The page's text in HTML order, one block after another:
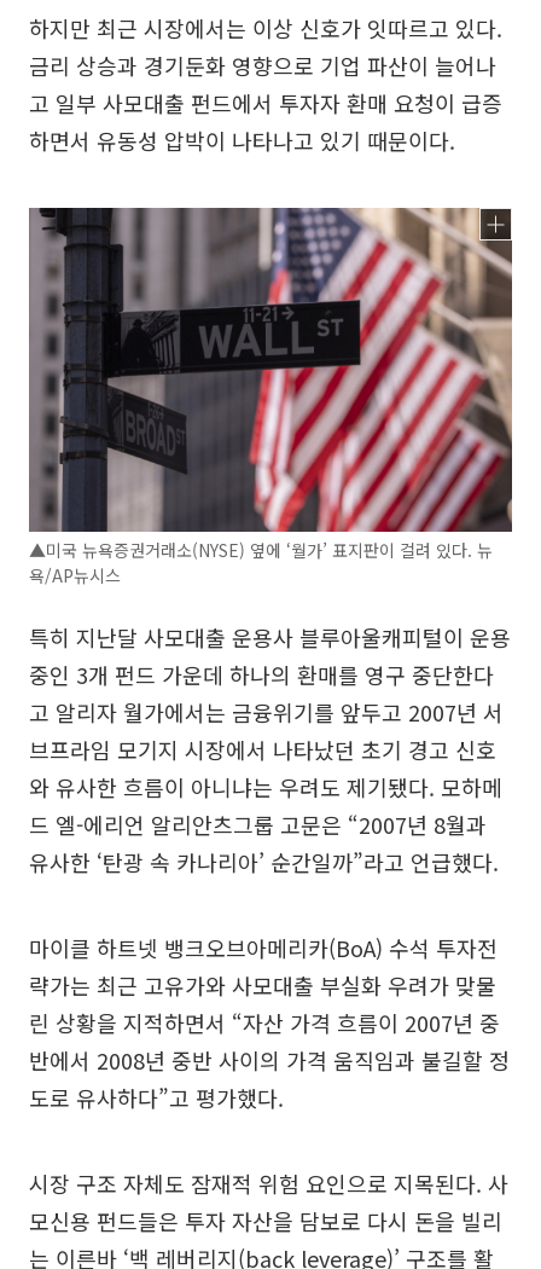
하지만 최근 시장에서는 이상 신호가 잇따르고 있다.
금리 상승과 경기둔화 영향으로 기업 파산이 늘어나
고 일부 사모대출 펀드에서 투자자 환매 요청이 급증
하면서 유동성 압박이 나타나고 있기 때문이다.
▲미국 뉴욕증권거래소(NYSE) 옆에 ‘월가’ 표지판이 걸려 있다. 뉴
욕/AP뉴시스
특히 지난달 사모대출 운용사 블루아울캐피털이 운용
중인 3개 펀드 가운데 하나의 환매를 영구 중단한다
고 알리자 월가에서는 금융위기를 앞두고 2007년 서
브프라임 모기지 시장에서 나타났던 초기 경고 신호
와 유사한 흐름이 아니냐는 우려도 제기됐다. 모하메
드 엘-에리언 알리안츠그룹 고문은 “2007년 8월과
유사한 ‘탄광 속 카나리아’ 순간일까”라고 언급했다.
마이클 하트넷 뱅크오브아메리카(BoA) 수석 투자전
략가는 최근 고유가와 사모대출 부실화 우려가 맞물
린 상황을 지적하면서 “자산 가격 흐름이 2007년 중
반에서 2008년 중반 사이의 가격 움직임과 불길할 정
도로 유사하다”고 평가했다.
시장 구조 자체도 잠재적 위험 요인으로 지목된다. 사
모신용 펀드들은 투자 자산을 담보로 다시 돈을 빌리
는 이른바 ‘백 레버리지(back leverage)’ 구조를 활